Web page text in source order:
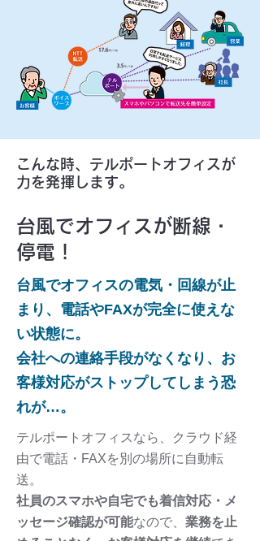
こんな時、テルポートオフィスが
力を発揮します。
台風でオフィスが断線・
停電！
台風でオフィスの電気・回線が止
まり、電話やFAXが完全に使えな
い状態に。
会社への連絡手段がなくなり、お
客様対応がストップしてしまう恐
れが…。
テルポートオフィスなら、クラウド経
由で電話・FAXを別の場所に自動転
送。
社員のスマホや自宅でも着信対応・メ
ッセージ確認が可能なので、 業務を止